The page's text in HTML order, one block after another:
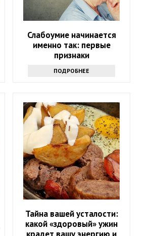
Слабоумие начинается
именно так: первые
признаки
ПОДРОБНЕЕ
Тайна вашей усталости:
какой «здоровый» ужин
крадет вашу энергию и